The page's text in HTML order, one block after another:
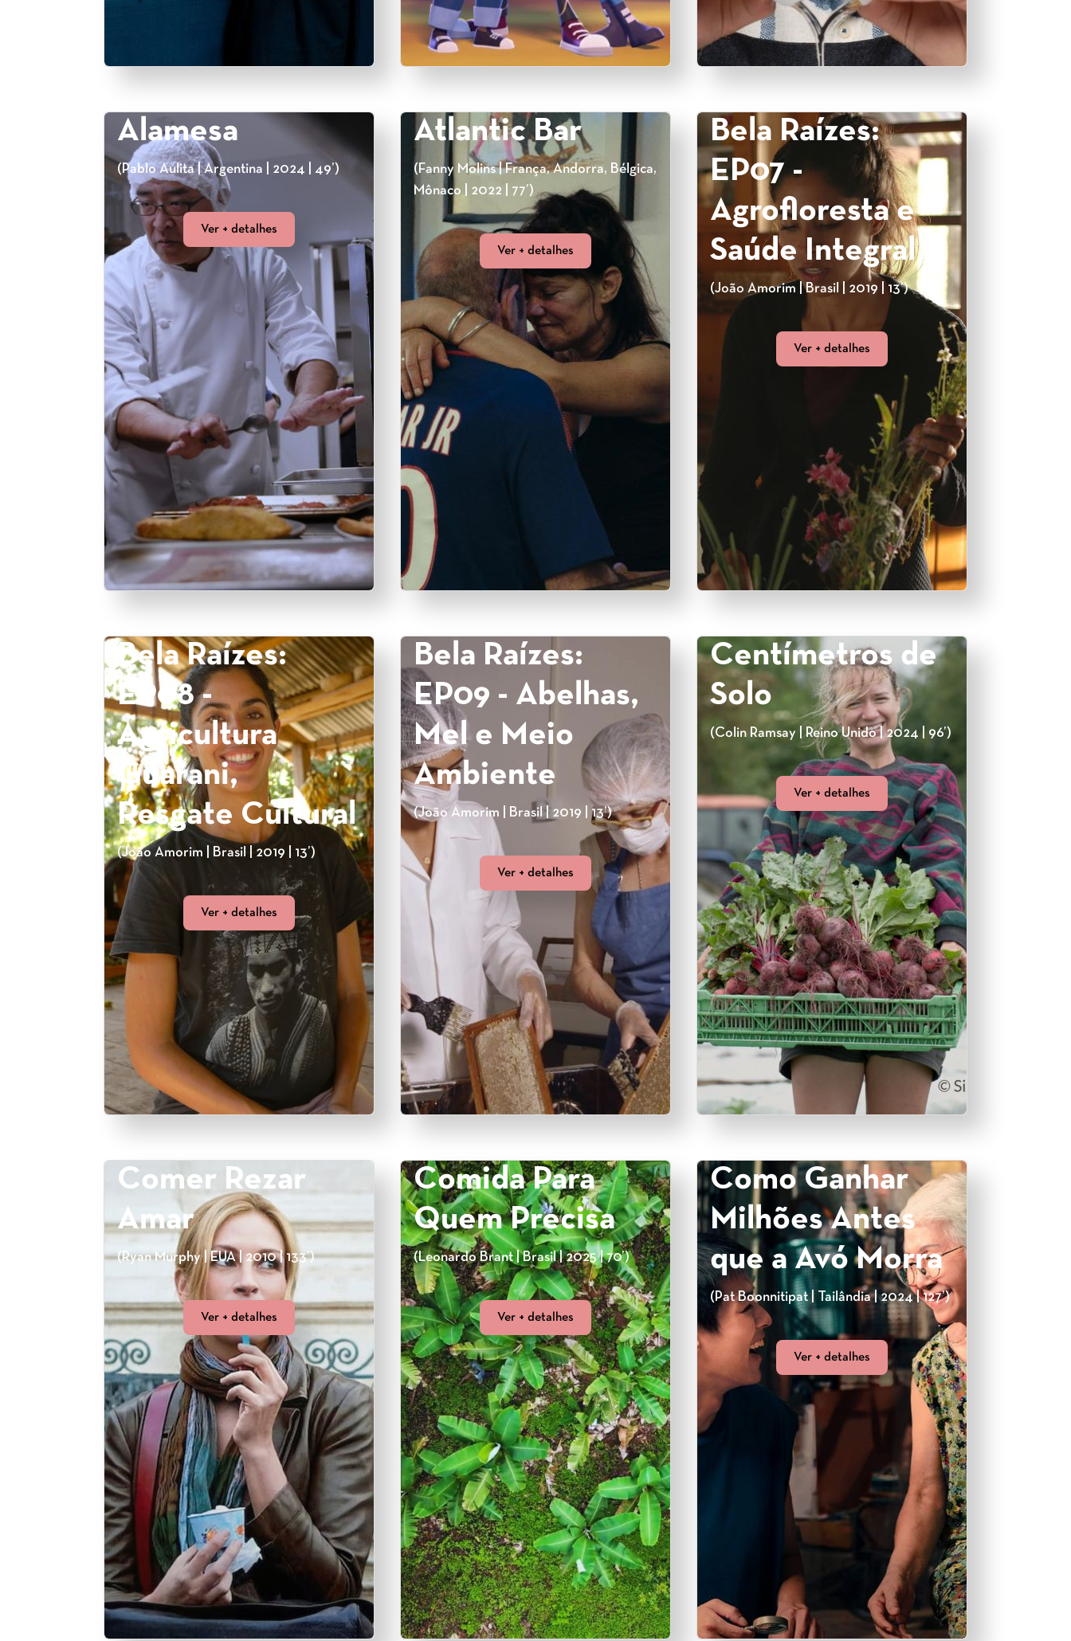
Alamesa
(Pablo Aulita | Argentina | 2024 | 49’)
Ver + detalhes
Atlantic Bar
(Fanny Molins | França, Andorra, Bélgica,
Mônaco | 2022 | 77’)
Ver + detalhes
Bela Raízes:
EP07 -
Agrofloresta e
Saúde Integral
(João Amorim | Brasil | 2019 | 13’)
Ver + detalhes
Bela Raízes:
EP08 -
Agricultura
Guarani,
Resgate Cultural
(João Amorim | Brasil | 2019 | 13’)
Ver + detalhes
Bela Raízes:
EP09 - Abelhas,
Mel e Meio
Ambiente
(João Amorim | Brasil | 2019 | 13’)
Ver + detalhes
Centímetros de
Solo
(Colin Ramsay | Reino Unido | 2024 | 96’)
Ver + detalhes
Comer Rezar
Amar
(Ryan Murphy | EUA | 2010 | 133’)
Ver + detalhes
Comida Para
Quem Precisa
(Leonardo Brant | Brasil | 2025 | 70’)
Ver + detalhes
Como Ganhar
Milhões Antes
que a Avó Morra
(Pat Boonnitipat | Tailândia | 2024 | 127’)
Ver + detalhes